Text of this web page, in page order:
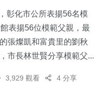
彰化市公所表揚56名模
表揚56位模範父親，最
張燦凱和富貴里的劉秋
市長林世賢分享模範父...
3,929 觀看 4 分享